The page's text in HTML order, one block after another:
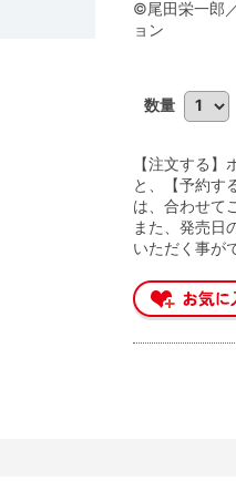
©尾田栄一郎
ョン
数量
【注文する
と、【予約す
は、合わせて
また、発売日
いただく事が